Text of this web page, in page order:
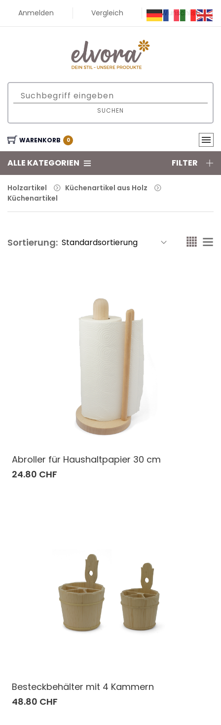
Anmelden Vergleich Wunschliste
SUCHEN
WARENKORB 0
ALLE KATEGORIEN FILTER
Holzartikel
Küchenartikel aus Holz
Küchenartikel
Sortierung:
Abroller für Haushaltpapier 30 cm
24.80 CHF
Besteckbehälter mit 4 Kammern
48.80 CHF